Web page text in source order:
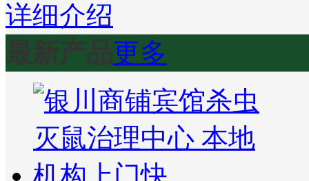
详细介绍
最新产品更多